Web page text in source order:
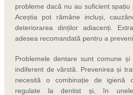
probleme dacă nu au suficient spațiu
Aceștia pot rămâne incluși,
deteriorarea dinților adiacenți.
adesea recomandată pentru a preveni
Problemele dentare sunt comune
indiferent de vârstă. Prevenirea și
necesită o combinație de igienă
regulate la dentist și, în unele